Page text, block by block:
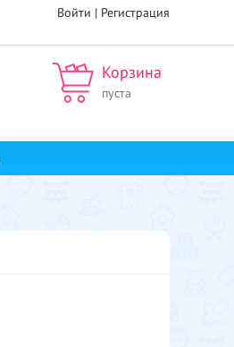
Войти | Регистрация
Корзина
пуста